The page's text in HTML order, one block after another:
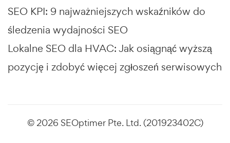
SEO KPI: 9 najważniejszych wskaźników do
śledzenia wydajności SEO
Lokalne SEO dla HVAC: Jak osiągnąć wyższą
pozycję i zdobyć więcej zgłoszeń serwisowych
© 2026 SEOptimer Pte. Ltd. (201923402C)